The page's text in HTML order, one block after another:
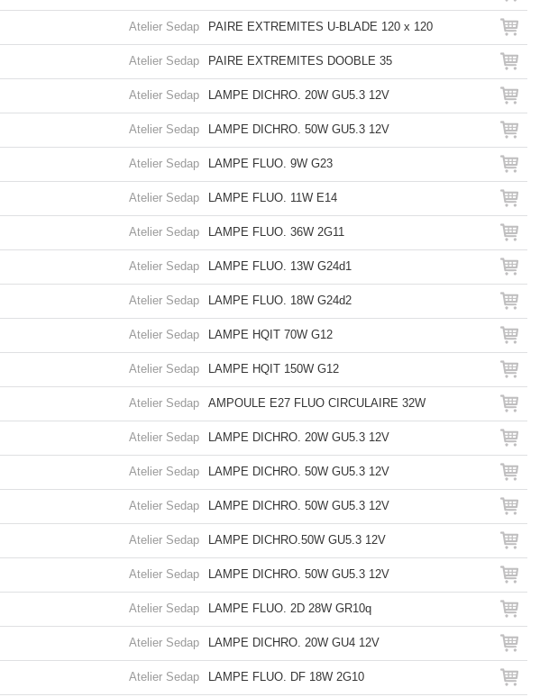
Atelier Sedap PAIRE EXTREMITES U-BLADE 120 x 120
Atelier Sedap PAIRE EXTREMITES DOOBLE 35
Atelier Sedap LAMPE DICHRO. 20W GU5.3 12V
Atelier Sedap LAMPE DICHRO. 50W GU5.3 12V
Atelier Sedap LAMPE FLUO. 9W G23
Atelier Sedap LAMPE FLUO. 11W E14
Atelier Sedap LAMPE FLUO. 36W 2G11
Atelier Sedap LAMPE FLUO. 13W G24d1
Atelier Sedap LAMPE FLUO. 18W G24d2
Atelier Sedap LAMPE HQIT 70W G12
Atelier Sedap LAMPE HQIT 150W G12
Atelier Sedap AMPOULE E27 FLUO CIRCULAIRE 32W
Atelier Sedap LAMPE DICHRO. 20W GU5.3 12V
Atelier Sedap LAMPE DICHRO. 50W GU5.3 12V
Atelier Sedap LAMPE DICHRO. 50W GU5.3 12V
Atelier Sedap LAMPE DICHRO.50W GU5.3 12V
Atelier Sedap LAMPE DICHRO. 50W GU5.3 12V
Atelier Sedap LAMPE FLUO. 2D 28W GR10q
Atelier Sedap LAMPE DICHRO. 20W GU4 12V
Atelier Sedap LAMPE FLUO. DF 18W 2G10